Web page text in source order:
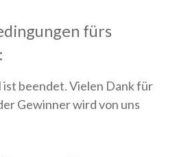
fürs
ist beendet. Vielen Dank für
Gewinner wird von uns